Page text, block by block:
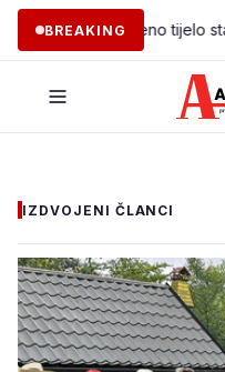
BREAKING
pronađeno tijelo starijeg
IZDVOJENI ČLANCI